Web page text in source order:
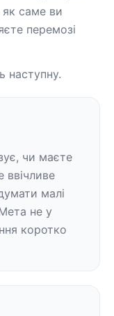
саме ви
перемозі
наступну.
чи маєте
ввічливе
малі
не у
коротко